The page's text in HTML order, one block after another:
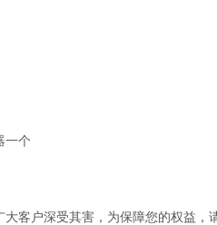
个
客户深受其害，为保障您的权益，